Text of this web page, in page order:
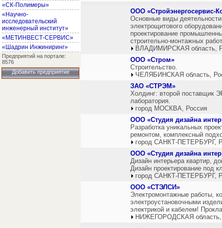
«СК-Полимеры»
«Научно-
исследовательский
инженерный институт»
«МЕТИНВЕСТ-СЕРВИС»
«Шадрин Инжиниринг»
Предприятий на портале:
8576
Добавить предприятие
ООО «Стройэнергосервис-
Основные виды
электрощитового
проектирование
строительно-монтажных
ВЛАДИМИРСКАЯ область,
ООО «Стром»
Строительство.
ЧЕЛЯБИНСКАЯ область,
ЗАО «СТРЭМ»
Холдинг: второй поставщик
лаборатория.
город МОСКВА, Россия
ООО «Студия дизайна
Разработка уникальных
ремонтом, комплексный
город САНКТ-ПЕТЕРБУРГ,
ООО «Студия дизайна
Дизайн интерьера квартир,
Дизайн проектирование под
город САНКТ-ПЕТЕРБУРГ,
ООО «СТЭЛСИ»
Электромонтажные работы,
электроустановочными
электрикой и кабелем!
НИЖЕГОРОДСКАЯ область,